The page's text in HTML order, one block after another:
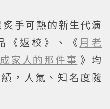
手可熱的新生代演
《返校》、《 月老
家人的那件事 》均
，人氣、知名度隨